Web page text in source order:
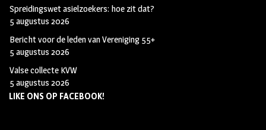
Spreidingswet asielzoekers: hoe zit dat?
5 augustus 2026
Bericht voor de leden van Vereniging 55+
5 augustus 2026
Valse collecte KVW
5 augustus 2026
LIKE ONS OP FACEBOOK!